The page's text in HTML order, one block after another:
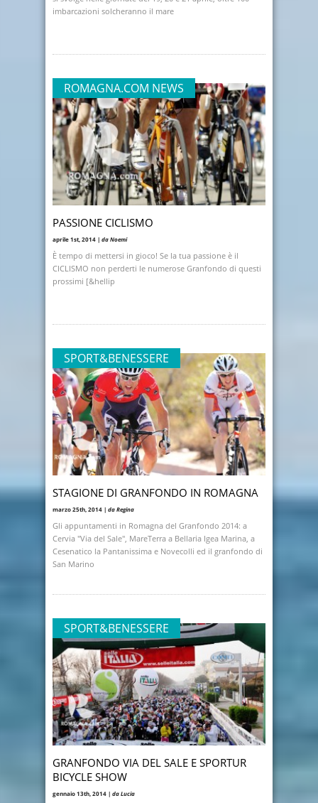
imbarcazioni solcheranno il mare
ROMAGNA.COM NEWS
PASSIONE CICLISMO
aprile 1st, 2014 | da Noemi
È tempo di mettersi in gioco! Se la tua passione è il
CICLISMO non perderti le numerose Granfondo di questi
prossimi [&hellip
SPORT&BENESSERE
STAGIONE DI GRANFONDO IN ROMAGNA
marzo 25th, 2014 | da Regina
Gli appuntamenti in Romagna del Granfondo 2014: a
Cervia "Via del Sale", MareTerra a Bellaria Igea Marina, a
Cesenatico la Pantanissima e Novecolli ed il granfondo di
San Marino
SPORT&BENESSERE
GRANFONDO VIA DEL SALE E SPORTUR
BICYCLE SHOW
gennaio 13th, 2014 | da Lucia